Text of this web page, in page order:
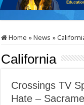
Home »News »
California
Crossings TV
Hate –